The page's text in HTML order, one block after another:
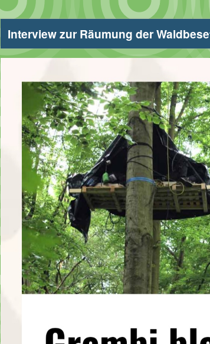
Interview zur Räumung der